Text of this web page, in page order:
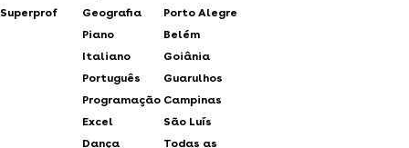
Superprof
Geografia
Piano
Italiano
Português
Programação
Excel
Dança
Porto Alegre
Belém
Goiânia
Guarulhos
Campinas
São Luís
Todas as